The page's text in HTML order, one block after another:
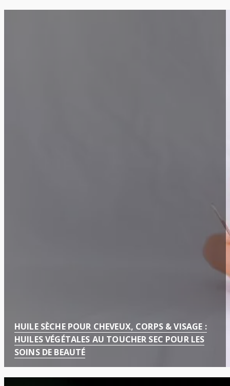
HUILE SÈCHE POUR CHEVEUX, CORPS & VISAGE :
HUILES VÉGÉTALES AU TOUCHER SEC POUR LES
SOINS DE BEAUTÉ